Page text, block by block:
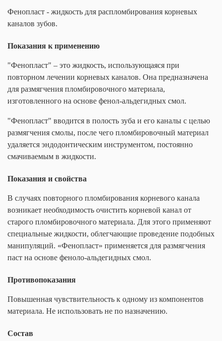
Фенопласт - жидкость для распломбирования корневых
каналов зубов.
Показания к применению
"Фенопласт" – это жидкость, использующаяся при
повторном лечении корневых каналов. Она предназначена
для размягчения пломбировочного материала,
изготовленного на основе фенол-альдегидных смол.
"Фенопласт" вводится в полость зуба и его каналы с целью
размягчения смолы, после чего пломбировочный материал
удаляется эндодонтическим инструментом, постоянно
смачиваемым в жидкости.
Показания и свойства
В случаях повторного пломбирования корневого канала
возникает необходимость очистить корневой канал от
старого пломбировочного материала. Для этого применяют
специальные жидкости, облегчающие проведение подобных
манипуляций. «Фенопласт» применяется для размягчения
паст на основе феноло-альдегидных смол.
Противопоказания
Повышенная чувствительность к одному из компонентов
материала. Не использовать не по назначению.
Состав